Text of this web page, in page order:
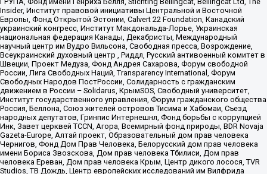
Insider, Институт правовой инициативы Центральной и Восточной
Европы, Фонд Открытой Эстонии, Calvert 22 Foundation, Канадский
украинский конгресс, Институт Макдональда-Лорье, Украинская
национальная федерация Канады, Декабристы, Международный
научный центр им Вудро Вильсона, Свободная пресса, Возрождение,
Всеукраинский духовный центр , Риддл, Русский антивоенный комитет в
Швеции, Проект Медуза, Фонд Андрея Сахарова, Форум свободной
России, Лига Свободных Наций, Transparеncy International, Форум
Свободных Народов ПостРоссии, Солидарность с гражданским
движением в России – Solidarus, КрымSOS, Свободный университет,
Институт государственного управления, Форум гражданского общества
Россия, Беллона, Союз жителей островов Тисима и Хабомаи, Съезд
народных депутатов, Гринпис Интернешнл, Фонд борьбы с коррупцией
Инк, Завет церквей TCCN, Агора, Всемирный фонд природы, BDR Novaja
Gazeta-Europe, Алтай проект, Образовательный дом прав человека
Чернигов, Фонд Дом Прав Человека, Белорусский дом прав человека
имени Бориса Звозскова, Дом прав человека Тбилиси, Дом прав
человека Ереван, Дом прав человека Крым, Центр дикого лосося, TVR
Studios, ТВ Дождь, Центр европейских исследований им Вилфрида